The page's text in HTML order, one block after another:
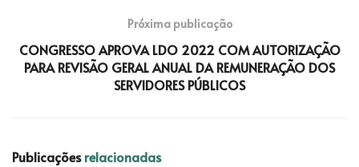
Próxima publicação
CONGRESSO APROVA LDO 2022 COM AUTORIZAÇÃO
PARA REVISÃO GERAL ANUAL DA REMUNERAÇÃO DOS
SERVIDORES PÚBLICOS
Publicaçõesrelacionadas